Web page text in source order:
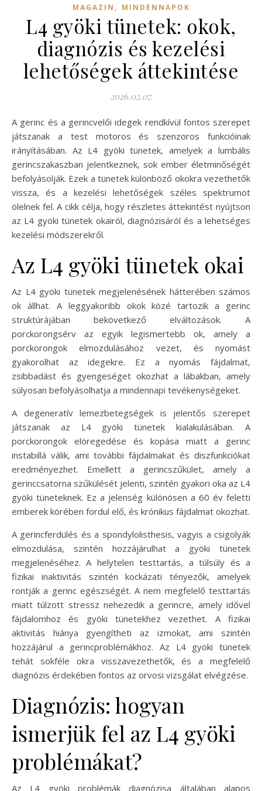
MAGAZIN , MINDENNAPOK
L4 gyöki tünetek: okok,
diagnózis és kezelési
lehetőségek áttekintése
2026.02.07.
A gerinc és a gerincvelői idegek rendkívül fontos szerepet
játszanak a test motoros és szenzoros funkcióinak
irányításában. Az L4 gyöki tünetek, amelyek a lumbális
gerincszakaszban jelentkeznek, sok ember életminőségét
befolyásolják. Ezek a tünetek különböző okokra vezethetők
vissza, és a kezelési lehetőségek széles spektrumot
ölelnek fel. A cikk célja, hogy részletes áttekintést nyújtson
az L4 gyöki tünetek okairól, diagnózisáról és a lehetséges
kezelési módszerekről.
Az L4 gyöki tünetek okai
Az L4 gyöki tünetek megjelenésének hátterében számos
ok állhat. A leggyakoribb okok közé tartozik a gerinc
struktúrájában bekövetkező elváltozások. A
porckorongsérv az egyik legismertebb ok, amely a
porckorongok elmozdulásához vezet, és nyomást
gyakorolhat az idegekre. Ez a nyomás fájdalmat,
zsibbadást és gyengeséget okozhat a lábakban, amely
súlyosan befolyásolhatja a mindennapi tevékenységeket.
A degeneratív lemezbetegségek is jelentős szerepet
játszanak az L4 gyöki tünetek kialakulásában. A
porckorongok elöregedése és kopása miatt a gerinc
instabillá válik, ami további fájdalmakat és diszfunkciókat
eredményezhet. Emellett a gerincszűkület, amely a
gerinccsatorna szűkülését jelenti, szintén gyakori oka az L4
gyöki tüneteknek. Ez a jelenség különösen a 60 év feletti
emberek körében fordul elő, és krónikus fájdalmat okozhat.
A gerincferdülés és a spondylolisthesis, vagyis a csigolyák
elmozdulása, szintén hozzájárulhat a gyöki tünetek
megjelenéséhez. A helytelen testtartás, a túlsúly és a
fizikai inaktivitás szintén kockázati tényezők, amelyek
rontják a gerinc egészségét. A nem megfelelő testtartás
miatt túlzott stressz nehezedik a gerincre, amely idővel
fájdalomhoz és gyöki tünetekhez vezethet. A fizikai
aktivitás hiánya gyengítheti az izmokat, ami szintén
hozzájárul a gerincproblémákhoz. Az L4 gyöki tünetek
tehát sokféle okra visszavezethetők, és a megfelelő
diagnózis érdekében fontos az orvosi vizsgálat elvégzése.
Diagnózis: hogyan
ismerjük fel az L4 gyöki
problémákat?
Az L4 gyöki problémák diagnózisa általában alapos